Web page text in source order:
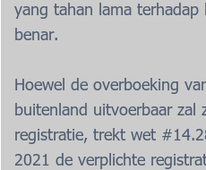
yang tahan lama terhadap
benar.
Hoewel de overboeking
buitenland uitvoerbaar zal
registratie, trekt wet
2021 de verplichte